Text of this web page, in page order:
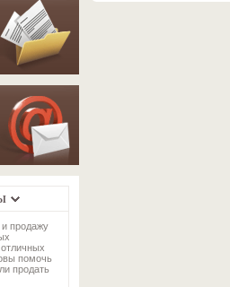
продажу
помочь
продать